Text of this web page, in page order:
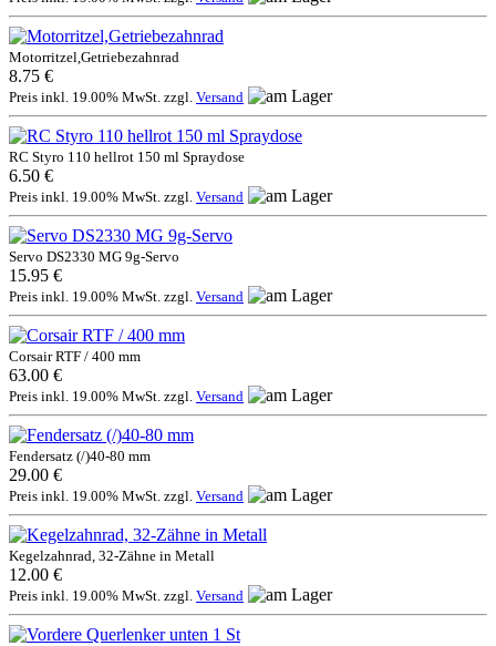
Motorritzel,Getriebezahnrad
8.75 €
Preis inkl. 19.00% MwSt. zzgl. Versand
RC Styro 110 hellrot 150 ml Spraydose
6.50 €
Preis inkl. 19.00% MwSt. zzgl. Versand
Servo DS2330 MG 9g-Servo
15.95 €
Preis inkl. 19.00% MwSt. zzgl. Versand
Corsair RTF / 400 mm
63.00 €
Preis inkl. 19.00% MwSt. zzgl. Versand
Fendersatz (/)40-80 mm
29.00 €
Preis inkl. 19.00% MwSt. zzgl. Versand
Kegelzahnrad, 32-Zähne in Metall
12.00 €
Preis inkl. 19.00% MwSt. zzgl. Versand